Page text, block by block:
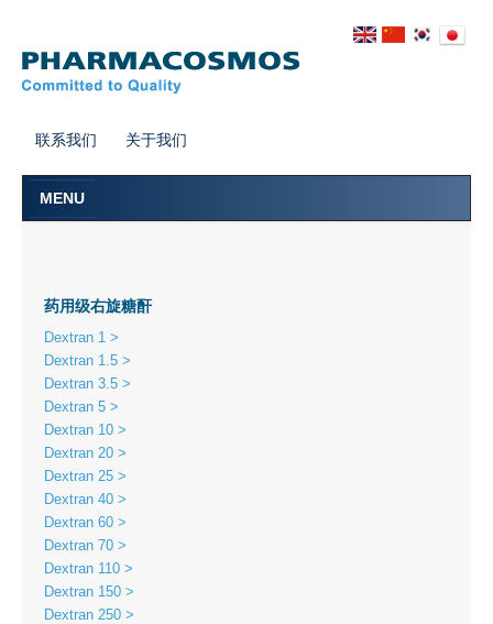
联系我们 关于我们
MENU
应用领域
药用级右旋糖酐
Dextran 1
Dextran 1.5
Dextran 3.5
Dextran 5
Dextran 10
Dextran 20
Dextran 25
Dextran 40
Dextran 60
Dextran 70
Dextran 110
Dextran 150
Dextran 250